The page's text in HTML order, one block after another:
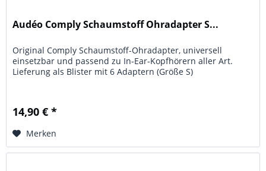
Audéo Comply Schaumstoff Ohradapter S...
Original Comply Schaumstoff-Ohradapter, universell
einsetzbar und passend zu In-Ear-Kopfhörern aller Art.
Lieferung als Blister mit 6 Adaptern (Größe S)
14,90 € *
Merken